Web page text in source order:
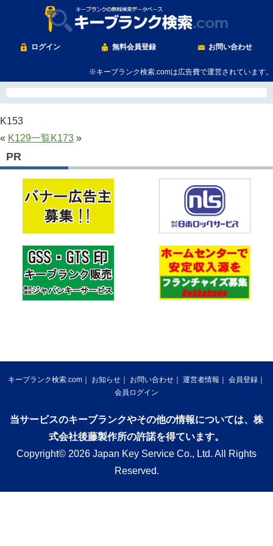
ログイン 無料会員登録 お問い合わせ
※キーブランク検索.comは広告費で運営されています。
K153
« K129一覧K173 »
PR
キーブランク検索.com お知らせ お問い合わせ 運営者情報
会員登録
会員ログイン
当サービスのキーブランクやその他の情報については、株
式会社後藤製作所の許諾を得ています。
Copyright© 2026 Japan Key Service Co., Ltd. All Rights
Reserved.